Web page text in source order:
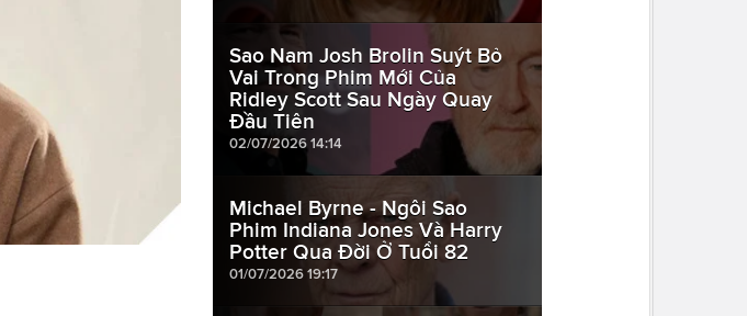
Sao Nam Josh Brolin Suýt Bỏ
Vai Trong Phim Mới Của
Ridley Scott Sau Ngày Quay
Đầu Tiên
02/07/2026 14:14
Michael Byrne - Ngôi Sao
Phim Indiana Jones Và Harry
Potter Qua Đời Ở Tuổi 82
01/07/2026 19:17